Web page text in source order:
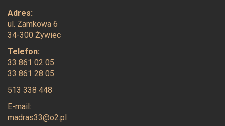
Adres:
ul. Zamkowa 6
34-300 Żywiec
Telefon:
33 861 02 05
33 861 28 05
513 338 448
E-mail:
madras33@o2.pl